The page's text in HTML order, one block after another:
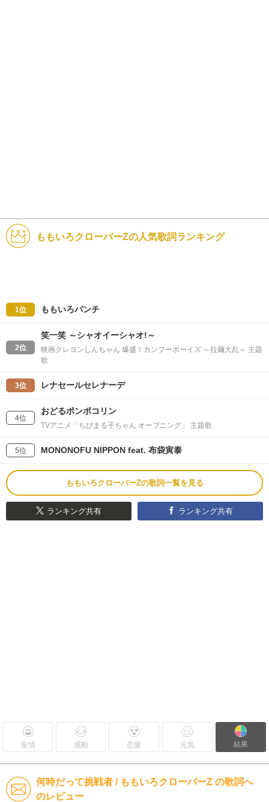
ももいろクローバーZの人気歌詞ランキング
1位 ももいろパンチ
2位
笑一笑 ～シャオイーシャオ!～
映画クレヨンしんちゃん 爆盛！カンフーボーイズ ～拉麺大乱～ 主題
歌
3位 レナセールセレナーデ
4位
おどるポンポコリン
TVアニメ「ちびまる子ちゃん オープニング」 主題歌
5位 MONONOFU NIPPON feat. 布袋寅泰
ももいろクローバーZの歌詞一覧を見る
ランキング共有 ランキング共有
友情 感動 恋愛 元気 結果
何時だって挑戦者 / ももいろクローバーZ の歌詞へ
のレビュー